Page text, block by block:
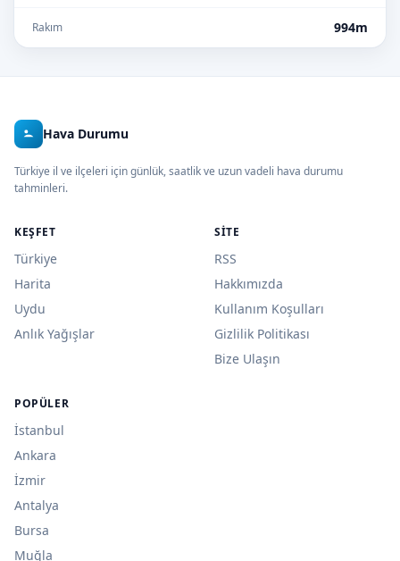
Rakım 994m
Hava Durumu
Türkiye il ve ilçeleri için günlük, saatlik ve uzun vadeli hava durumu
tahminleri.
KEŞFET
Türkiye
Harita
Uydu
Anlık Yağışlar
SITE
RSS
Hakkımızda
Kullanım Koşulları
Gizlilik Politikası
Bize Ulaşın
POPÜLER
İstanbul
Ankara
İzmir
Antalya
Bursa
Muğla